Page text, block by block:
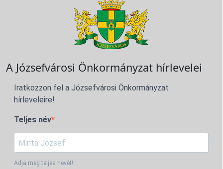
A Józsefvárosi Önkormányzat hírlevelei
Iratkozzon fel a Józsefvárosi Önkormányzat
hírleveleire!
Teljes név
Adja meg teljes nevét!